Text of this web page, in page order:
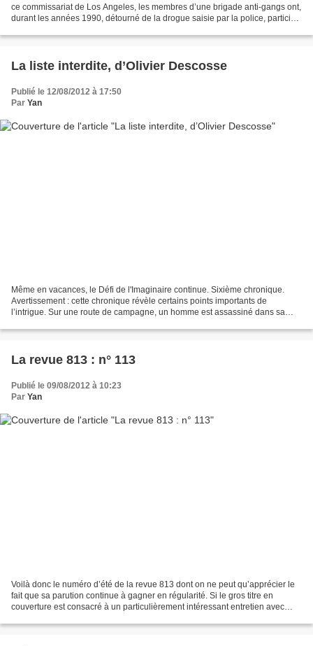
ce commissariat de Los Angeles, les membres d’une brigade anti-gangs ont,
durant les années 1990, détourné de la drogue saisie par la police, participé
La liste interdite, d’Olivier Descosse
Publié le 12/08/2012 à 17:50
Par Yan
Même en vacances, le Défi de l'Imaginaire continue. Sixième chronique.
Avertissement : cette chronique révèle certains points importants de
l’intrigue. Sur une route de campagne, un homme est assassiné dans sa
La revue 813 : n° 113
Publié le 09/08/2012 à 10:23
Par Yan
Voilà donc le numéro d’été de la revue 813 dont on ne peut qu’apprécier le
fait que sa parution continue à gagner en régularité. Si le gros titre en
couverture est consacré à un particulièrement intéressant entretien avec